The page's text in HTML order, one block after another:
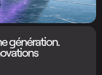
génération.